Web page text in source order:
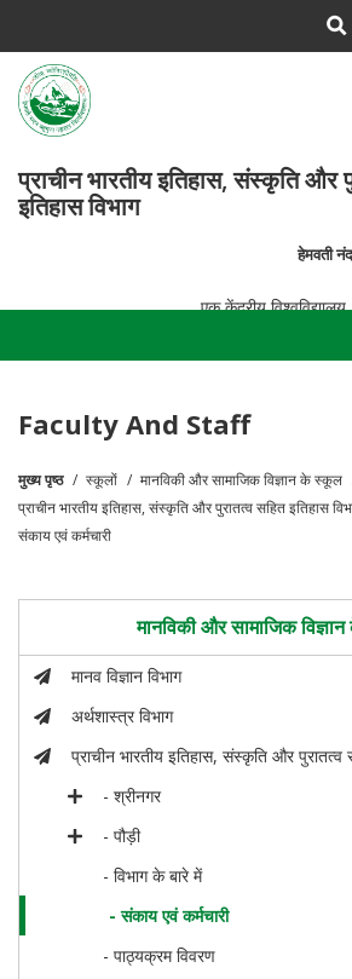
main
content
प्राचीन भारतीय इतिहास, संस्कृति और
इतिहास विभाग
हेमवती नंदन बहुगुणा
एक केंद्रीय विश्वविद्यालय
Faculty And Staff
पग
चिन्ह
मुख्य पृष्ठ स्कूलों
मानविकी और सामाजिक विज्ञान के स्कूल
प्राचीन भारतीय इतिहास, संस्कृति और पुरातत्व सहित इतिहास
संकाय एवं कर्मचारी
मानविकी और सामाजिक
मानव विज्ञान विभाग
अर्थशास्त्र विभाग
प्राचीन भारतीय इतिहास, संस्कृति और पुरातत्व
- श्रीनगर
- पौड़ी
- विभाग के बारे में
- संकाय एवं कर्मचारी
- पाठ्यक्रम विवरण